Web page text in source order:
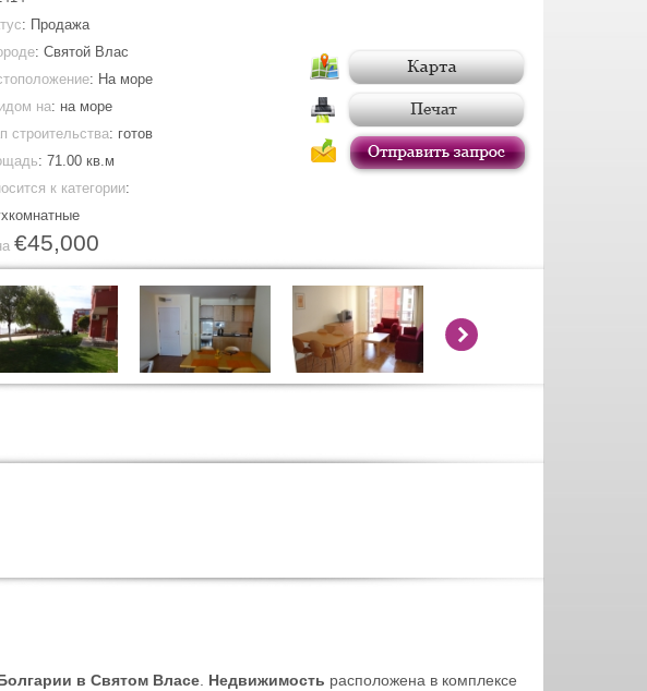
: Продажа
: Святой Влас
: На море
на: на море
строительства: готов
: 71.00 кв.м
к категории:
€45,000
в Святом Власе Недвижимость расположена в комплексе